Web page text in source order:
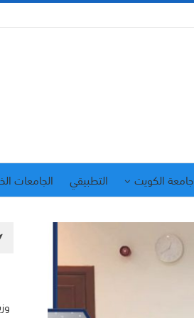
جامعة الكويت التطبيقي الجامعات